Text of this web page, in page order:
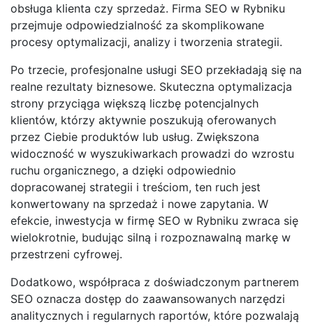
obsługa klienta czy sprzedaż. Firma SEO w Rybniku
przejmuje odpowiedzialność za skomplikowane
procesy optymalizacji, analizy i tworzenia strategii.
Po trzecie, profesjonalne usługi SEO przekładają się na
realne rezultaty biznesowe. Skuteczna optymalizacja
strony przyciąga większą liczbę potencjalnych
klientów, którzy aktywnie poszukują oferowanych
przez Ciebie produktów lub usług. Zwiększona
widoczność w wyszukiwarkach prowadzi do wzrostu
ruchu organicznego, a dzięki odpowiednio
dopracowanej strategii i treściom, ten ruch jest
konwertowany na sprzedaż i nowe zapytania. W
efekcie, inwestycja w firmę SEO w Rybniku zwraca się
wielokrotnie, budując silną i rozpoznawalną markę w
przestrzeni cyfrowej.
Dodatkowo, współpraca z doświadczonym partnerem
SEO oznacza dostęp do zaawansowanych narzędzi
analitycznych i regularnych raportów, które pozwalają